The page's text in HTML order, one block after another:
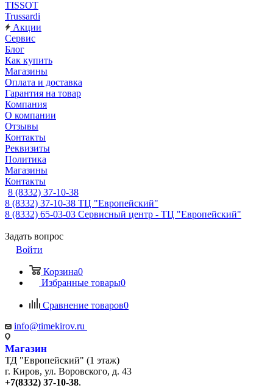
TISSOT
Trussardi
Акции
Сервис
Блог
Как купить
Магазины
Оплата и доставка
Гарантия на товар
Компания
О компании
Отзывы
Контакты
Реквизиты
Политика
Магазины
Контакты
8 (8332) 37-10-38
8 (8332) 37-10-38 ТЦ "Европейский"
8 (8332) 65-03-03 Сервисный центр - ТЦ "Европейский"
Задать вопрос
Войти
Корзина0
Избранные товары0
Сравнение товаров0
info@timekirov.ru
Магазин
ТД "Европейский" (1 этаж)
г. Киров, ул. Воровского, д. 43
+7(8332) 37-10-38.